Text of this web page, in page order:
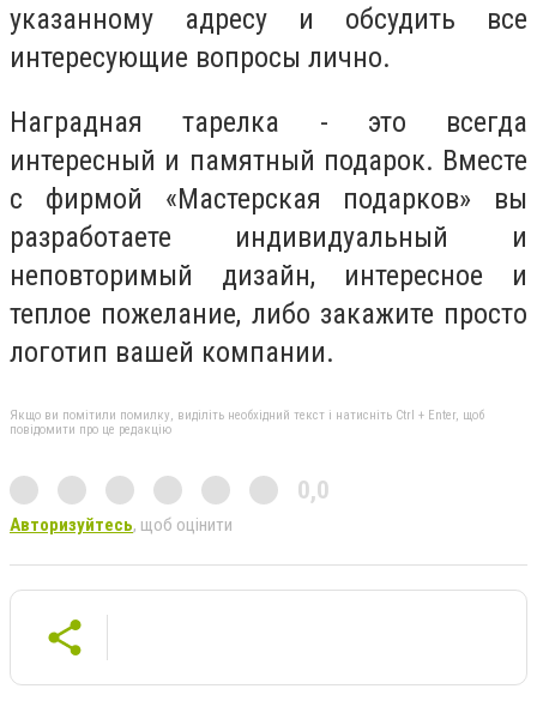
указанному адресу и обсудить все
интересующие вопросы лично.
Наградная тарелка - это всегда
интересный и памятный подарок. Вместе
с фирмой «Мастерская подарков» вы
разработаете индивидуальный и
неповторимый дизайн, интересное и
теплое пожелание, либо закажите просто
логотип вашей компании.
Якщо ви помітили помилку, виділіть необхідний текст і натисніть Ctrl + Enter, щоб
повідомити про це редакцію
0,0
Авторизуйтесь, щоб оцінити